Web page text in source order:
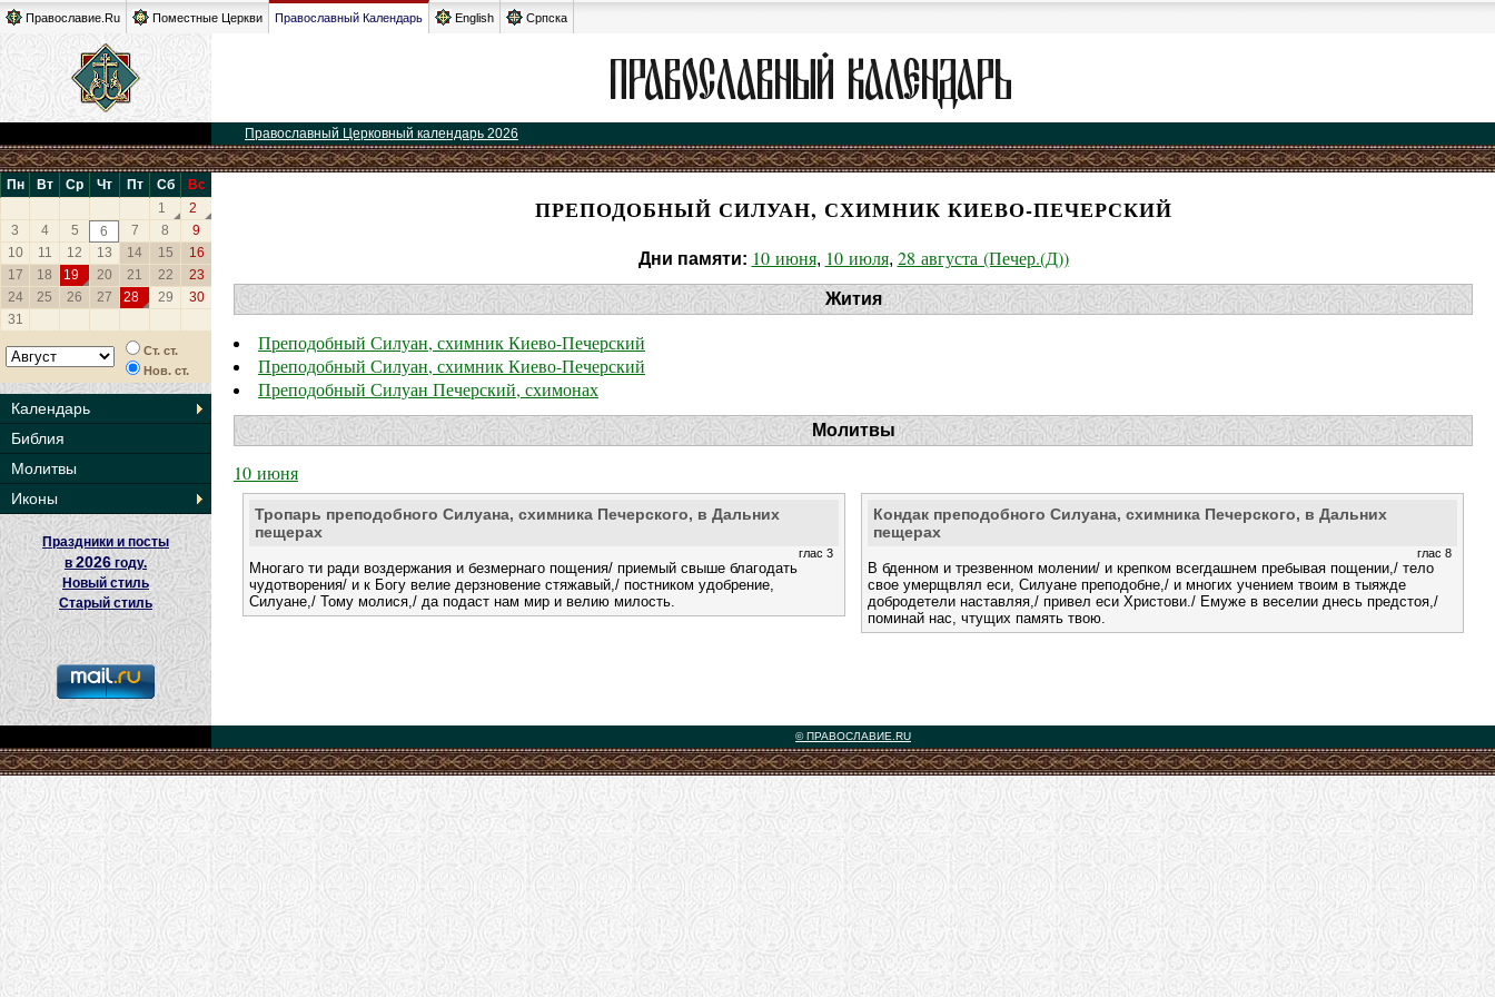
Православие.Ru Поместные Церкви Православный Календарь English Српска
Православный Церковный календарь 2026
Пн Вт Ср Чт Пт Сб
Вс
1
2
3
4 5 6 7 8
9
10
11 12 13 14 15
16
17
18 19 20 21 22
23
24
25 26 27 28 29
30
31
Ст. ст.
Нов. ст.
Календарь
Библия
Молитвы
Иконы
Праздники и посты
в2026 году.
Новый стиль
Старый стиль
ПРЕПОДОБНЫЙ СИЛУАН, СХИМНИК КИЕВО-ПЕЧЕРСКИЙ
Дни памяти: 10 июня, 10 июля, 28 августа (Печер.(Д))
Жития
Преподобный Силуан, схимник Киево-Печерский
Преподобный Силуан, схимник Киево-Печерский
Преподобный Силуан Печерский, схимонах
Молитвы
10 июня
Тропарь преподобного Силуана, схимника Печерского, в Дальних
пещерах
глас 3
Многаго ти ради воздержания и безмернаго пощения/ приемый свыше благодать
чудотворения/ и к Богу велие дерзновение стяжавый,/ постником удобрение,
Силуане,/ Тому молися,/ да подаст нам мир и велию милость.
Кондак преподобного Силуана, схимника Печерского, в Дальних
пещерах
глас 8
В бденном и трезвенном молении/ и крепком всегдашнем пребывая пощении,/ тело
свое умерщвлял еси, Силуане преподобне,/ и многих учением твоим в тыяжде
добродетели наставляя,/ привел еси Христови./ Емуже в веселии днесь предстоя,/
поминай нас, чтущих память твою.
© ПРАВОСЛАВИЕ.RU